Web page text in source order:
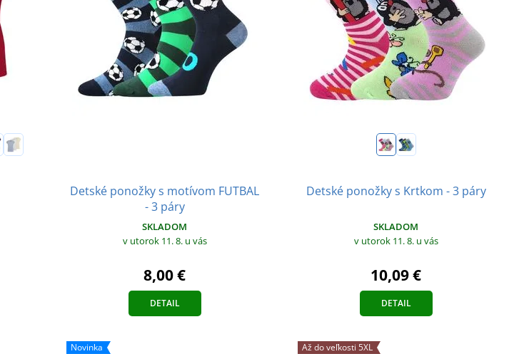
Detské ponožky s motívom FUTBAL
- 3 páry
SKLADOM
v utorok 11. 8. u vás
8,00 €
DETAIL
Detské ponožky s Krtkom - 3 páry
SKLADOM
v utorok 11. 8. u vás
10,09 €
DETAIL
Novinka Až do veľkosti 5XL